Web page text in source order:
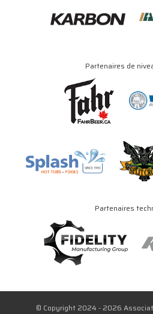
Partenaires de
Partenaires
© Copyright 2024 - 2026